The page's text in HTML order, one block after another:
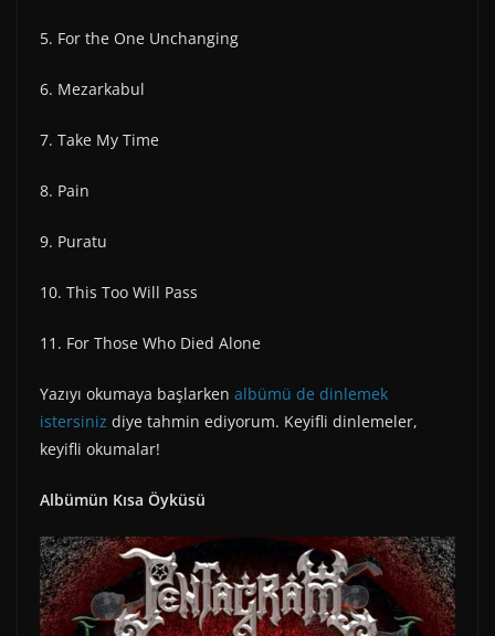
5. For the One Unchanging
6. Mezarkabul
7. Take My Time
8. Pain
9. Puratu
10. This Too Will Pass
11. For Those Who Died Alone
Yazıyı okumaya başlarken albümü de dinlemek
istersiniz diye tahmin ediyorum. Keyifli dinlemeler,
keyifli okumalar!
Albümün Kısa Öyküsü